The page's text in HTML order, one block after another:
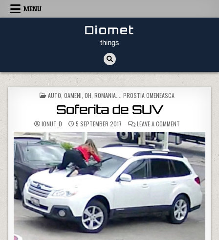
Skip to content
MENU
Diomet
things
POSTED IN
AUTO OAMENI OH, ROMANIA... PROSTIA OMENEASCA
Soferita de SUV
IONUT_D 5 SEPTEMBER 2017 LEAVE A COMMENT